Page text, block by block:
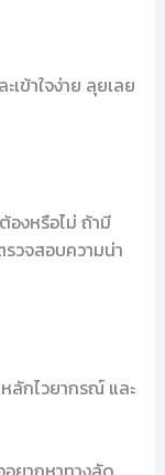
ข้าใจง่าย ลุยเลย
องหรือไม่ ถ้ามี
วจสอบความน่า
ลักไวยากรณ์ และ